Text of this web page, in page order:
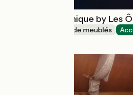
Le gîte panoramique by Les Ô
Gîtes et locations de meublés